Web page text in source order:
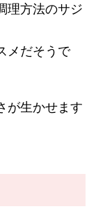
理方法のサジ
メだそうで
が生かせます